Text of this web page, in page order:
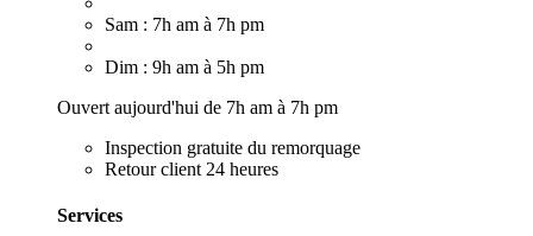
Sam : 7h am à 7h pm
Dim : 9h am à 5h pm
Ouvert aujourd'hui de 7h am à 7h pm
Inspection gratuite du remorquage
Retour client 24 heures
Services